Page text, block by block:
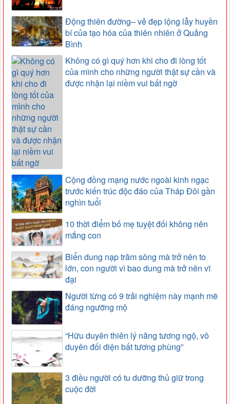
Động thiên đường– vẻ đẹp lộng lẫy huyền
bí của tạo hóa của thiên nhiên ở Quảng
Bình
Không có gì quý hơn khi cho đi lòng tốt
của mình cho những người thật sự cần và
được nhận lại niềm vui bất ngờ
Cộng đồng mạng nước ngoài kinh ngạc
trước kiến trúc độc đáo của Tháp Đôi gần
nghìn tuổi
10 thời điểm bố mẹ tuyệt đối không nên
mắng con
Biển dung nạp trăm sông mà trở nên to
lớn, con người vì bao dung mà trở nên vĩ
đại
Người từng có 9 trải nghiệm này mạnh mẽ
đáng ngưỡng mộ
“Hữu duyên thiên lý năng tương ngộ, vô
duyên đối diện bất tương phùng”
3 điều người có tu dưỡng thủ giữ trong
cuộc đời